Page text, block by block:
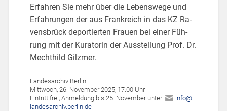
Er­fah­ren Sie mehr über die Le­bens­we­ge und
Er­fah­run­gen der aus Frank­reich in das KZ Ra­
vens­brück de­por­tier­ten Frau­en bei einer Füh­
rung mit der Ku­ra­to­rin der Aus­stel­lung Prof. Dr.
Mecht­hild Gilz­mer.
Lan­des­ar­chiv Ber­lin
Mitt­woch, 26. No­vem­ber 2025, 17.00 Uhr
Ein­tritt frei, An­mel­dung bis 25. No­vem­ber unter:
info@​
lan​desa​rchi​v.​berlin.​de